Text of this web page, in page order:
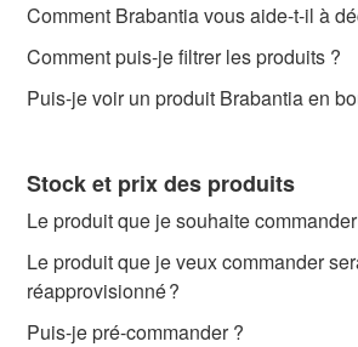
Comment Brabantia vous aide-t-il à
Comment puis-je filtrer les produits ?
Puis-je voir un produit Brabantia en
Stock et prix des produits
Le produit que je souhaite
Le produit que je veux commander
réapprovisionné ?
Puis-je pré-commander ?